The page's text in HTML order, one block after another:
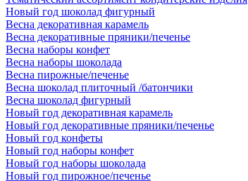
Новый год шоколад фигурный
Весна декоративная карамель
Весна декоративные пряники/печенье
Весна наборы конфет
Весна наборы шоколада
Весна пирожные/печенье
Весна шоколад плиточный /батончики
Весна шоколад фигурный
Новый год декоративная карамель
Новый год декоративные пряники/печенье
Новый год конфеты
Новый год наборы конфет
Новый год наборы шоколада
Новый год пирожное/печенье